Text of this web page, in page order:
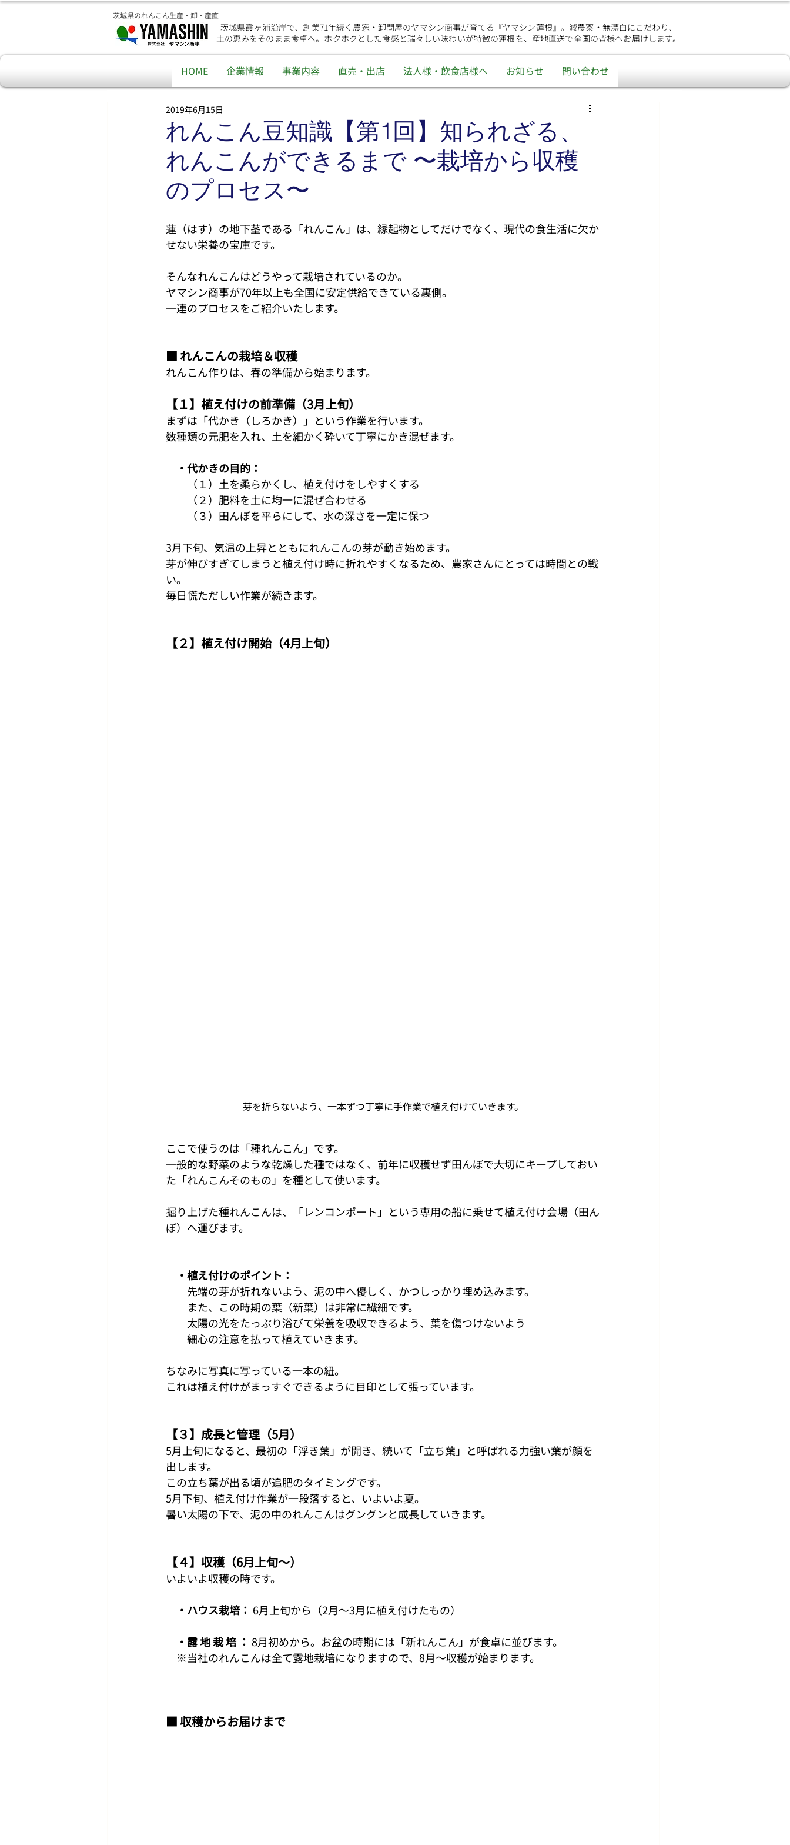
茨城県のれんこん生産・卸・産直
茨城県霞ヶ浦沿岸で、創業71年続く農家・卸問屋のヤマシン商事が育てる『ヤマシン蓮根』。減農薬・無漂白にこだわり、
土の恵みをそのまま食卓へ。ホクホクとした食感と瑞々しい味わいが特徴の蓮根を、産地直送で全国の皆様へお届けします。
HOME 企業情報 事業内容 直売・出店 法人様・飲食店様へ お知らせ 問い合わせ
れんこん豆知識【第1回】知られざる、
れんこんができるまで 〜栽培から収穫
のプロセス〜
2019年6月15日
蓮（はす）の地下茎である「れんこん」は、縁起物としてだけでなく、現代の食生活に欠か
せない栄養の宝庫です。
そんなれんこんはどうやって栽培されているのか。
ヤマシン商事が70年以上も全国に安定供給できている裏側。
一連のプロセスをご紹介いたします。
■ れんこんの栽培＆収穫
れんこん作りは、春の準備から始まります。
【１】植え付けの前準備（3月上旬）
まずは「代かき（しろかき）」という作業を行います。
数種類の元肥を入れ、土を細かく砕いて丁寧にかき混ぜます。
・代かきの目的：
（１）土を柔らかくし、植え付けをしやすくする
（２）肥料を土に均一に混ぜ合わせる
（３）田んぼを平らにして、水の深さを一定に保つ
3月下旬、気温の上昇とともにれんこんの芽が動き始めます。
芽が伸びすぎてしまうと植え付け時に折れやすくなるため、農家さんにとっては時間との戦
い。
毎日慌ただしい作業が続きます。
【２】植え付け開始（4月上旬）
芽を折らないよう、一本ずつ丁寧に手作業で植え付けていきます。
ここで使うのは「種れんこん」です。
一般的な野菜のような乾燥した種ではなく、前年に収穫せず田んぼで大切にキープしておい
た「れんこんそのもの」を種として使います。
掘り上げた種れんこんは、「レンコンポート」という専用の船に乗せて植え付け会場（田ん
ぼ）へ運びます。
・植え付けのポイント：
先端の芽が折れないよう、泥の中へ優しく、かつしっかり埋め込みます。
また、この時期の葉（新葉）は非常に繊細です。
太陽の光をたっぷり浴びて栄養を吸収できるよう、葉を傷つけないよう
細心の注意を払って植えていきます。
ちなみに写真に写っている一本の紐。
これは植え付けがまっすぐできるように目印として張っています。
【３】成長と管理（5月）
5月上旬になると、最初の「浮き葉」が開き、続いて「立ち葉」と呼ばれる力強い葉が顔を
出します。
この立ち葉が出る頃が追肥のタイミングです。
5月下旬、植え付け作業が一段落すると、いよいよ夏。
暑い太陽の下で、泥の中のれんこんはグングンと成長していきます。
【４】収穫（6月上旬～）
いよいよ収穫の時です。
・ハウス栽培： 6月上旬から（2月〜3月に植え付けたもの）
・露 地 栽 培 ： 8月初めから。お盆の時期には「新れんこん」が食卓に並びます。
※当社のれんこんは全て露地栽培になりますので、8月～収穫が始まります。
■ 収穫からお届けまで